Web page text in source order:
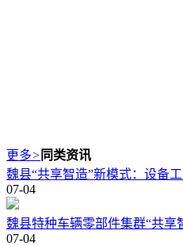
更多> 同类资讯
魏县“共享智造”新模式：设备
07-04
魏县特种车辆零部件集群“共享
07-04